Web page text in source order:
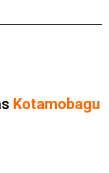
Kotamobagu